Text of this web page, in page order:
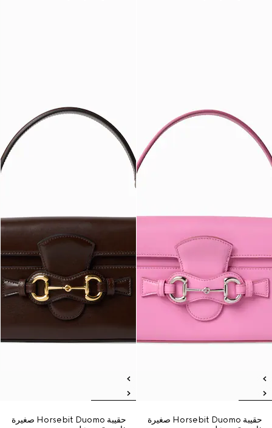
حقيبة Horsebit Duomo صغيرة
حقيبة Horsebit Duomo صغيرة